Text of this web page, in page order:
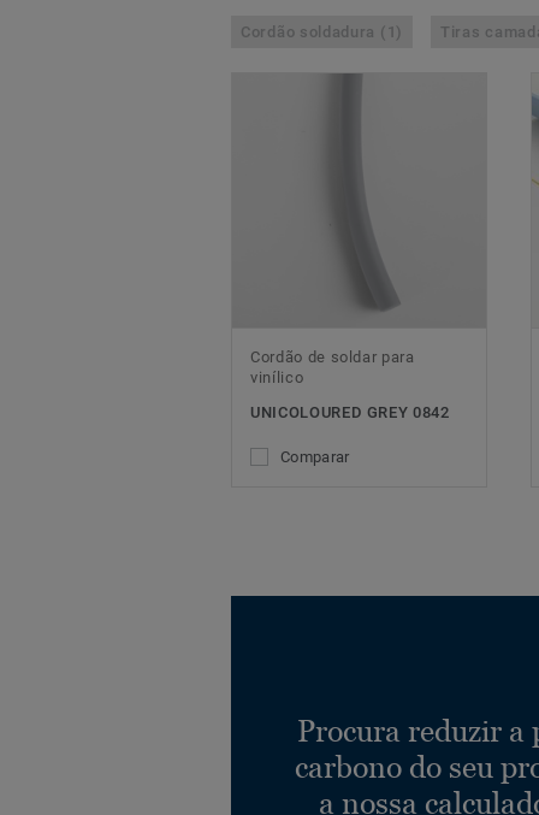
Cordão soldadura (1) Tiras
Cordão de soldar para
vinílico
UNICOLOURED GREY 0842
Comparar
Procura reduzir a
carbono do seu
a nossa